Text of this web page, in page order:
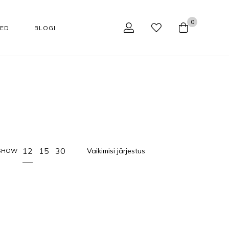
BLOGI
0
12 15 30